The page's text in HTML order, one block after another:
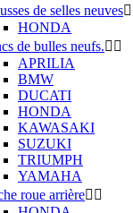
de selles neuves
HONDA
de bulles neufs. 
APRILIA
BMW
DUCATI
HONDA
KAWASAKI
SUZUKI
TRIUMPH
YAMAHA
roue arrière 